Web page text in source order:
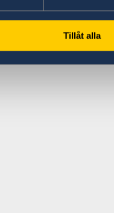
Tillåt alla